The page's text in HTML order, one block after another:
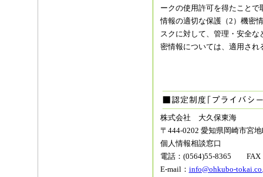
ークの使用許可を得たこと
情報の適切な保護（2）機密
スクに対して、管理・安全
密情報については、適用さ
株式会社 大久保東海
〒444-0202 愛知県岡崎市宮
個人情報相談窓口
電話：(0564)55-8365 FAX
E-mail： info@ohkubo-